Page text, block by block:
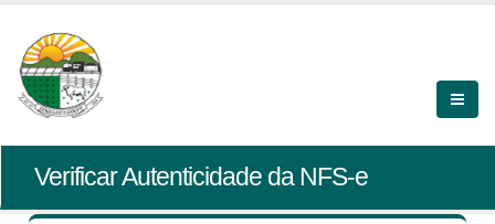
Verificar Autenticidade da NFS-e